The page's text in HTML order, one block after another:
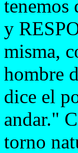
tenemos
y
misma,
hombre
dice el
andar."
torno